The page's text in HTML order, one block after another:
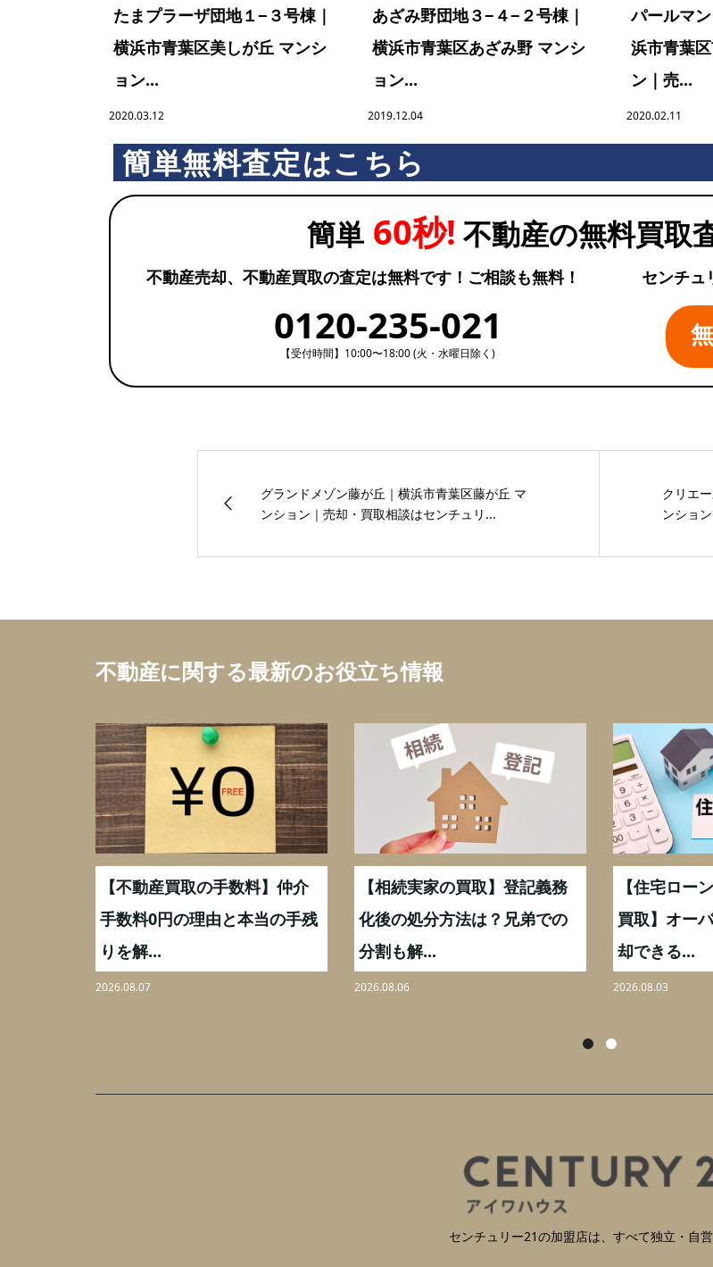
イ
ラ
ー
ラ
たまプラーザ団地１−３号棟｜
横浜市青葉区美しが丘 マンシ
ョン...
2020.03.12
あざみ野団地３−４−２号棟｜
横浜市青葉区あざみ野 マンシ
ョン...
2019.12.04
パールマ
浜市青葉
ン｜売...
2020.02.11
簡単無料査定はこちら
簡単60秒! 不動産の無料買取
不動産売却、不動産買取の査定は無料です！ご相談も無料！ センチュ
0120-235-021
【受付時間】10:00〜18:00 (火・水曜日除く)
グランドメゾン藤が丘｜横浜市青葉区藤が丘 マ
ンション｜売却・買取相談はセンチュリ...
クリエ
ンショ
不動産に関する最新のお役立ち情報
【不動産買取の手数料】仲介
手数料0円の理由と本当の手残
りを解...
2026.08.07
【相続実家の買取】登記義務
化後の処分方法は？兄弟での
分割も解...
2026.08.06
【住宅ロー
買取】オー
却できる...
2026.08.03
センチュリー21の加盟店は、すべて独立・自営